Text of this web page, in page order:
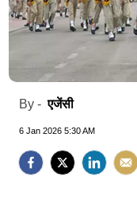
By -एजेंसी
6 Jan 2026 5:30 AM